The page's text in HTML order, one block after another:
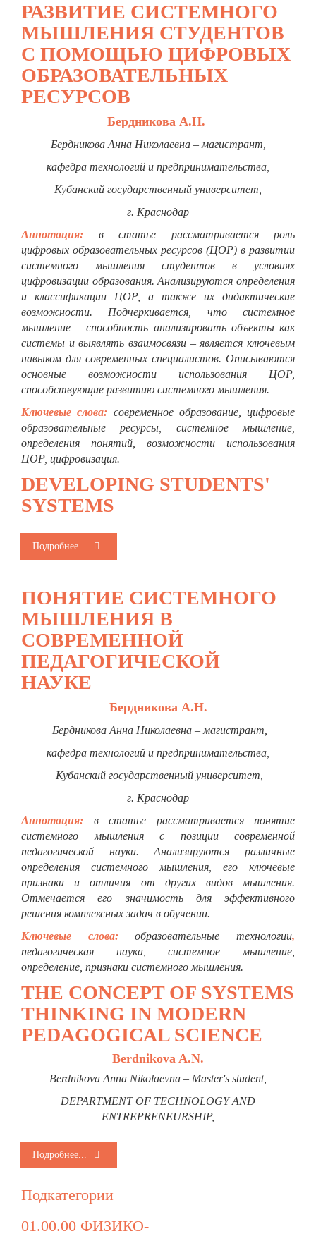
РАЗВИТИЕ СИСТЕМНОГО
МЫШЛЕНИЯ СТУДЕНТОВ
С ПОМОЩЬЮ ЦИФРОВЫХ
ОБРАЗОВАТЕЛЬНЫХ
РЕСУРСОВ
Бердникова А.Н.
Бердникова Анна Николаевна – магистрант,
кафедра технологий и предпринимательства,
Кубанский государственный университет,
г. Краснодар
Аннотация:
в статье рассматривается роль
цифровых образовательных ресурсов (ЦОР) в развитии
системного мышления студентов в условиях
цифровизации образования. Анализируются определения
и классификации ЦОР, а также их дидактические
возможности. Подчеркивается, что системное
мышление – способность анализировать объекты как
системы и выявлять взаимосвязи – является ключевым
навыком для современных специалистов. Описываются
основные возможности использования ЦОР,
способствующие развитию системного мышления.
Ключевые слова: современное образование, цифровые
образовательные ресурсы, системное мышление,
определения понятий, возможности использования
ЦОР, цифровизация.
DEVELOPING STUDENTS'
SYSTEMS
Подробнее...
ПОНЯТИЕ СИСТЕМНОГО
МЫШЛЕНИЯ В
СОВРЕМЕННОЙ
ПЕДАГОГИЧЕСКОЙ
НАУКЕ
Бердникова А.Н.
Бердникова Анна Николаевна – магистрант,
кафедра технологий и предпринимательства,
Кубанский государственный университет,
г. Краснодар
Аннотация:
в статье рассматривается понятие
системного мышления с позиции современной
педагогической науки. Анализируются различные
определения системного мышления, его ключевые
признаки и отличия от других видов мышления.
Отмечается его значимость для эффективного
решения комплексных задач в обучении.
Ключевые слова:
образовательные технологии,
педагогическая наука, системное мышление,
определение, признаки системного мышления.
THE CONCEPT OF SYSTEMS
THINKING IN MODERN
PEDAGOGICAL SCIENCE
Berdnikova A.N.
Berdnikova Anna Nikolaevna – Master's student,
DEPARTMENT OF TECHNOLOGY AND
ENTREPRENEURSHIP,
Подробнее...
Подкатегории
01.00.00 ФИЗИКО-